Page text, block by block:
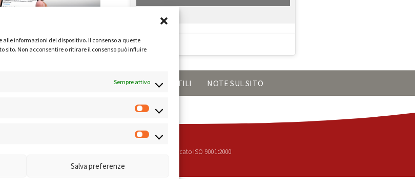
informazioni del dispositivo. Il consenso a queste
Non acconsentire o ritirare il consenso può influire
Sempre attivo
Salva preferenze
COOKIE POLICY LINK UTILI NOTE SUL SITO
di Commercio di Roma Sistema di Gestione Qualità Certificato ISO 9001:2000